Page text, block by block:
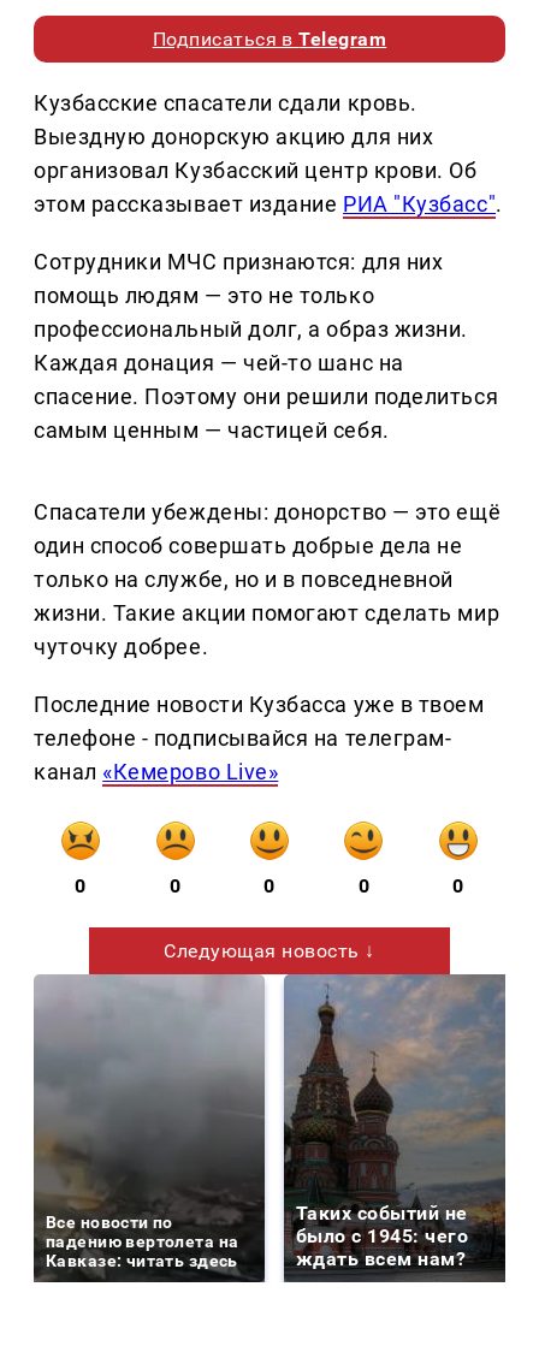
Подписаться вTelegram
Кузбасские спасатели сдали кровь.
Выездную донорскую акцию для них
организовал Кузбасский центр крови. Об
этом рассказывает издание РИА "Кузбасс".
Сотрудники МЧС признаются: для них
помощь людям — это не только
профессиональный долг, а образ жизни.
Каждая донация — чей-то шанс на
спасение. Поэтому они решили поделиться
самым ценным — частицей себя.
Спасатели убеждены: донорство — это ещё
один способ совершать добрые дела не
только на службе, но и в повседневной
жизни. Такие акции помогают сделать мир
чуточку добрее.
Последние новости Кузбасса уже в твоем
телефоне - подписывайся на телеграм-
канал «Кемерово Live»
0 0 0 0 0
Следующая новость ↓
Все новости по
падению вертолета на
Кавказе: читать здесь
Таких событий не
было с 1945: чего
ждать всем нам?